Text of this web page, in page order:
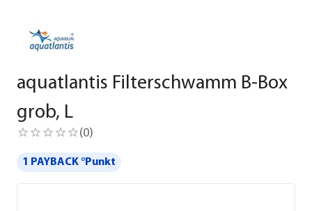
aquatlantis Filterschwamm B-Box
grob, L
(0)
1 PAYBACK °Punkt